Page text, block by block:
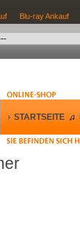
Blu-ray Ankauf
STARTSEITE